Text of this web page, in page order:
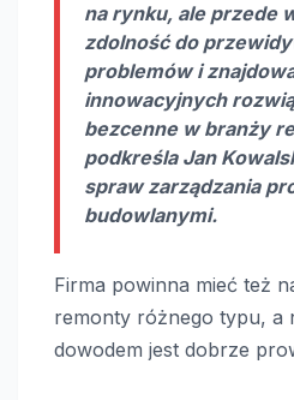
na rynku, ale przede
zdolność do
problemów i
innowacyjnych
bezcenne w branży
podkreśla Jan
spraw zarządzania
budowlanymi.
Firma powinna mieć też
remonty różnego typu, a
dowodem jest dobrze